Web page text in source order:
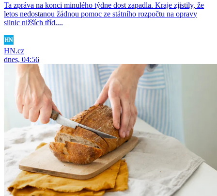
Ta zpráva na konci minulého týdne dost zapadla. Kraje zjistily, že
letos nedostanou žádnou pomoc ze státního rozpočtu na opravy
silnic nižších tříd....
HN.cz
dnes, 04:56